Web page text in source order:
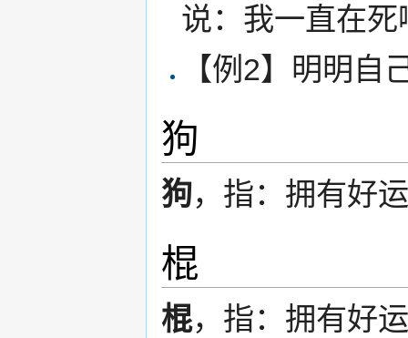
说：我一直在死
【例2】明明自
狗
狗，指：拥有好
棍
棍，指：拥有好